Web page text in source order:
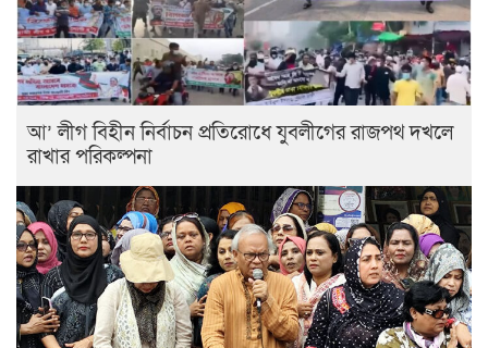
আ’ লীগ বিহীন নির্বাচন প্রতিরোধে যুবলীগের রাজপথ দখলে
রাখার পরিকল্পনা